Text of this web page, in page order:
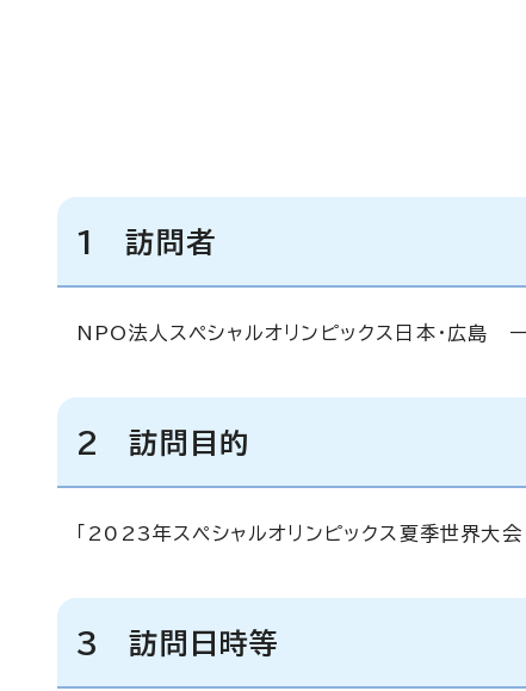
1 訪問者
NPO法人スペシャルオリンピックス日本・広島
2 訪問目的
「2023年スペシャルオリンピックス夏季世界大会
3 訪問日時等